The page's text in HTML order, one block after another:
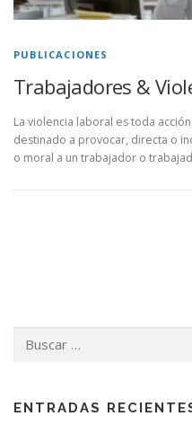
PUBLICACIONES
Trabajadores &
La violencia laboral es toda
destinado a provocar, directa o
o moral a un trabajador o
nENTRADAS